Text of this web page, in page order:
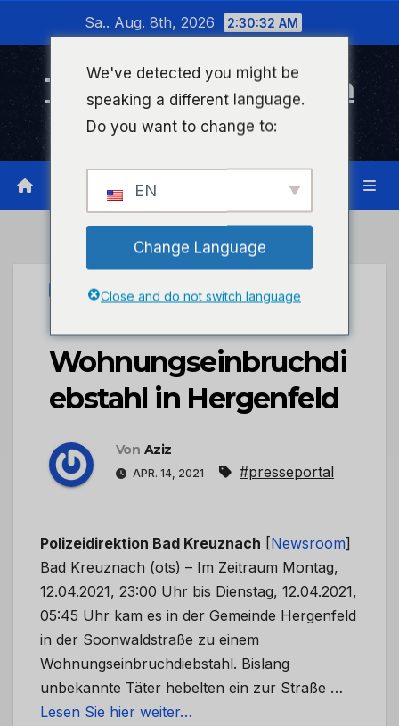
wechseln
Sa.. Aug. 8th, 2026 2:30:33 AM
Timeline Bad Kreuznach
Infonetzwerk für Bad Kreuznach
PRESSEPORTAL
POL-PDKH:
Wohnungseinbruchdi
ebstahl in Hergenfeld
Von Aziz
APR. 14, 2021 #presseportal
Polizeidirektion Bad Kreuznach [Newsroom]
Bad Kreuznach (ots) – Im Zeitraum Montag,
12.04.2021, 23:00 Uhr bis Dienstag, 12.04.2021,
05:45 Uhr kam es in der Gemeinde Hergenfeld
in der Soonwaldstraße zu einem
Wohnungseinbruchdiebstahl. Bislang
unbekannte Täter hebelten ein zur Straße …
Lesen Sie hier weiter…
We've detected you might be
speaking a different language.
Do you want to change to:
EN
Change Language
Close and do not switch language